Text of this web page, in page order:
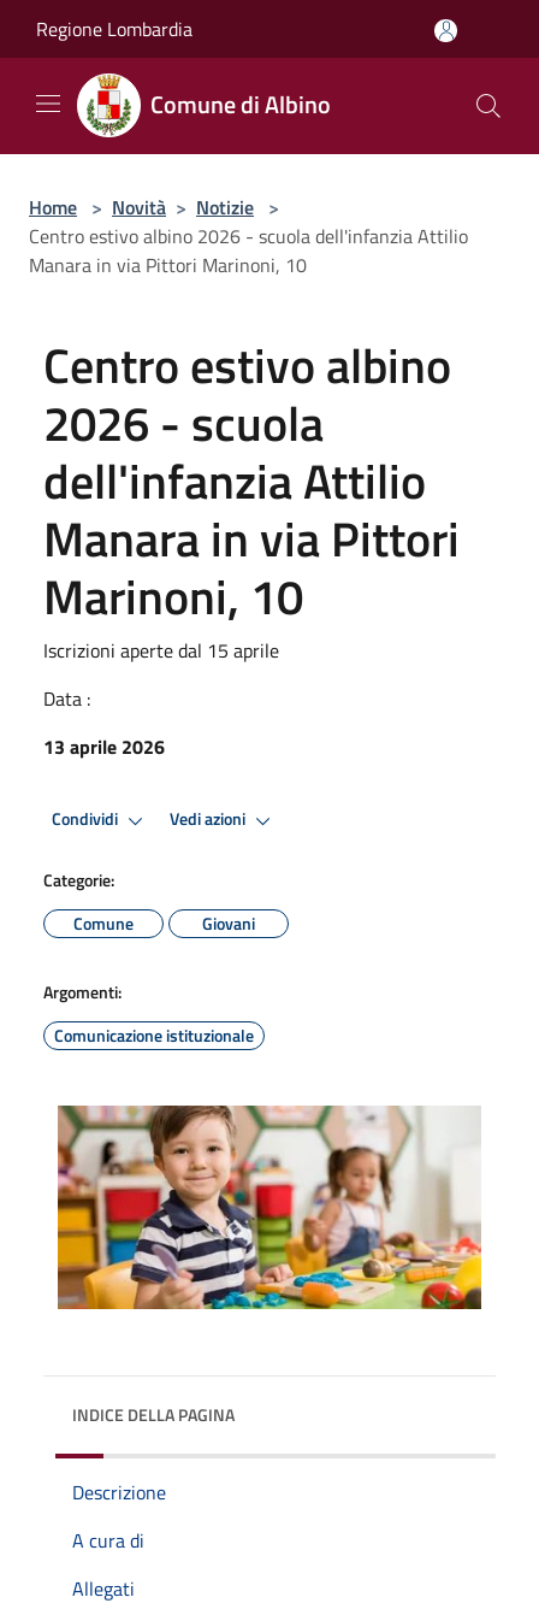
Regione Lombardia
Comune di Albino
Home > Novità > Notizie >
Centro estivo albino 2026 - scuola dell'infanzia Attilio
Manara in via Pittori Marinoni, 10
Centro estivo albino
2026 - scuola
dell'infanzia Attilio
Manara in via Pittori
Marinoni, 10
Iscrizioni aperte dal 15 aprile
Data :
13 aprile 2026
Condividi Vedi azioni
Categorie:
Comune
Giovani
Argomenti:
Comunicazione istituzionale
INDICE DELLA PAGINA
Descrizione
A cura di
Allegati